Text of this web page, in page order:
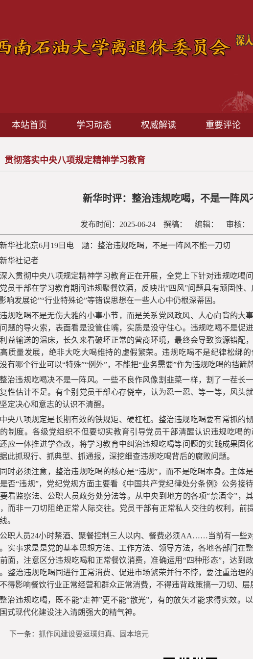
本站首页 学习动态 权威解读 重要评论
贯彻落实中央八项规定精神学习教育
新华时评：整治违规吃喝，不是一阵风
发布时间：2025-06-24 撰稿： 编辑： 审核：
新华社北京6月19日电 题：整治违规吃喝，不是一阵风不能一刀切
新华社记者
深入贯彻中央八项规定精神学习教育正在开展，全党上下针对违规吃喝
员干部在学习教育期间违规聚餐饮酒，反映出“四风”问题具有顽固性
响发展论”“行业特殊论”等错误思想在一些人心中仍根深蒂固。
违规吃喝不是无伤大雅的小事小节，而是关系党风政风、人心向背的大
题的导火索，表面看是没管住嘴，实质是没守住心。违规吃喝不是促
益输送的温床，长久来看破坏正常的营商环境，最终会导致资源错配
质量发展，绝非大吃大喝维持的虚假繁荣。违规吃喝不是纪律松绑
有哪个行业可以“特殊”“例外”，不能把“业务需要”作为违规吃喝的挡箭牌
整治违规吃喝决不是一阵风。一些不良作风像割韭菜一样，割了一茬长
性估计不足。有个别党员干部心存侥幸，认为忍一忍、等一等，风头
定决心和意志的认识不清醒。
中央八项规定是长期有效的铁规矩、硬杠杠。整治违规吃喝要有常抓的
制度。各级党组织不但要切实教育引导党员干部清醒认识违规吃喝
应一体推进学查改，将学习教育中纠治违规吃喝等问题的实践成果固
此抓现行、抓典型、抓通报，深挖细查违规吃喝背后的腐败问题。
同时必须注意，整治违规吃喝的核心是“违规”，而不是吃喝本身。主体
否“违规”，党纪党规方面主要看《中国共产党纪律处分条例》公务接
看监察法、公职人员政务处分法等。从中央到地方的各项“禁酒令”，
而非一刀切阻绝正常人际交往。党员干部有正常私人交往的权利，前
。
公职人员24小时禁酒、聚餐控制三人以内、餐费必须AA……当前有一些
实事求是是党的基本思想方法、工作方法、领导方法，各地各部门在
面，注意区分违规吃喝和正常餐饮消费，准确运用“四种形态”，达到
整治违规吃喝同进行正常消费、促进市场繁荣并行不悖，要注重治理
得影响餐饮行业正常经营和群众正常消费，不得违背政策搞一刀切、层
整治违规吃喝，既不能“走神”更不能“散光”，有的放矢才能求得实效。
式现代化建设注入清朗强大的精气神。
下一条： 抓作风建设要返璞归真、固本培元